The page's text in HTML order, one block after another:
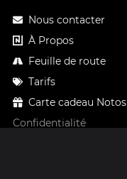
Nous contacter
À Propos
Feuille de route
Tarifs
Carte cadeau Notos
Confidentialité